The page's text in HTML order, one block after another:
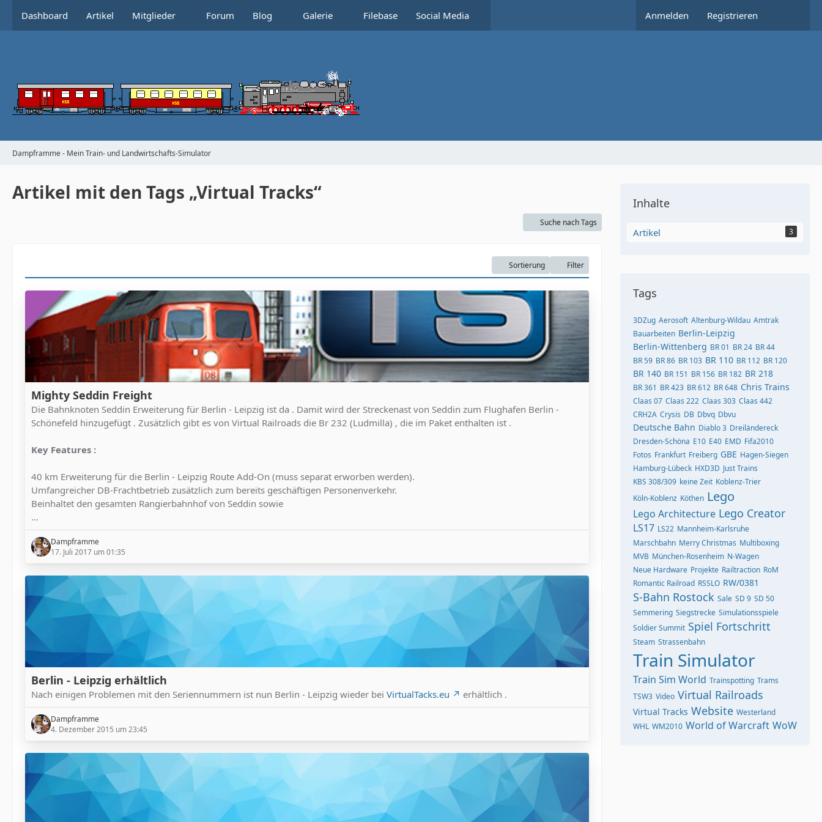
Dashboard Artikel Mitglieder Forum Blog Galerie Filebase Social Media Anmelden Registrieren
Dampframme - Mein Train- und Landwirtschafts-Simulator
Artikel mit den Tags „Virtual Tracks“
Suche nach Tags
Sortierung Filter
Mighty Seddin Freight
Die Bahnknoten Seddin Erweiterung für Berlin - Leipzig ist da . Damit wird der Streckenast von Seddin zum Flughafen Berlin -
Schönefeld hinzugefügt . Zusätzlich gibt es von Virtual Railroads die Br 232 (Ludmilla) , die im Paket enthalten ist .
Key Features :
40 km Erweiterung für die Berlin - Leipzig Route Add-On (muss separat erworben werden).
Umfangreicher DB-Frachtbetrieb zusätzlich zum bereits geschäftigen Personenverkehr.
Beinhaltet den gesamten Rangierbahnhof von Seddin sowie
…
Dampframme
17. Juli 2017 um 01:35
Berlin - Leipzig erhältlich
Nach einigen Problemen mit den Seriennummern ist nun Berlin - Leipzig wieder bei VirtualTacks.eu erhältlich .
Dampframme
4. Dezember 2015 um 23:45
Inhalte
Artikel 3
Tags
3DZug Aerosoft Altenburg-Wildau Amtrak
Bauarbeiten Berlin-Leipzig
Berlin-Wittenberg BR 01 BR 24 BR 44
BR 59 BR 86 BR 103 BR 110 BR 112 BR 120
BR 140 BR 151 BR 156 BR 182 BR 218
BR 361 BR 423 BR 612 BR 648 Chris Trains
Claas 07 Claas 222 Claas 303 Claas 442
CRH2A Crysis DB Dbvq Dbvu
Deutsche Bahn Diablo 3 Dreiländereck
Dresden-Schöna E10 E40 EMD Fifa2010
Fotos Frankfurt Freiberg GBE Hagen-Siegen
Hamburg-Lübeck HXD3D Just Trains
KBS 308/309 keine Zeit Koblenz-Trier
Köln-Koblenz Köthen Lego
Lego Architecture Lego Creator
LS17 LS22 Mannheim-Karlsruhe
Marschbahn Merry Christmas Multiboxing
MVB München-Rosenheim N-Wagen
Neue Hardware Projekte Railtraction RoM
Romantic Railroad RSSLO RW/0381
S-Bahn Rostock Sale SD 9 SD 50
Semmering Siegstrecke Simulationsspiele
Soldier Summit Spiel Fortschritt
Steam Strassenbahn
Train Simulator
Train Sim World Trainspotting Trams
TSW3 Video Virtual Railroads
Virtual Tracks Website Westerland
WHL WM2010 World of Warcraft WoW